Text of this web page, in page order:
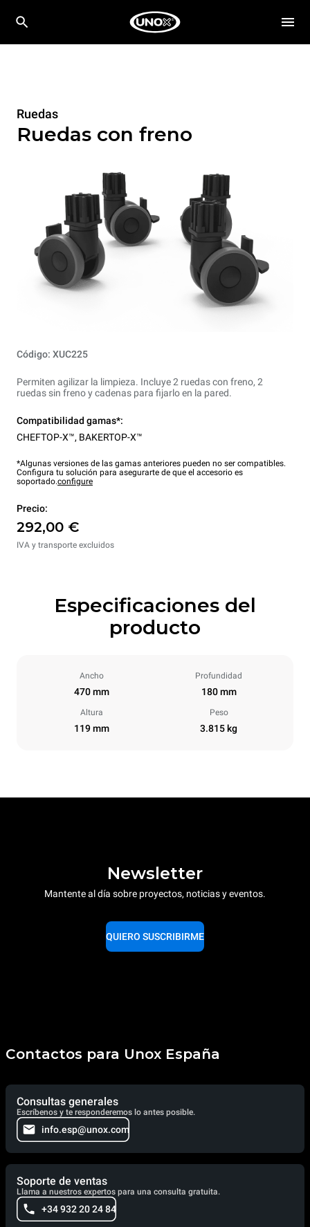
Ruedas
Ruedas con freno
Código: XUC225
Permiten agilizar la limpieza. Incluye 2 ruedas con freno, 2
ruedas sin freno y cadenas para fijarlo en la pared.
Compatibilidad gamas*:
CHEFTOP-X™, BAKERTOP-X™
*Algunas versiones de las gamas anteriores pueden no ser compatibles.
Configura tu solución para asegurarte de que el accesorio es
soportado.configure
Precio:
292,00 €
IVA y transporte excluidos
Especificaciones del
producto
Ancho
470 mm
Profundidad
180 mm
Altura
119 mm
Peso
3.815 kg
Newsletter
Mantente al día sobre proyectos, noticias y eventos.
QUIERO SUSCRIBIRME
Contactos para Unox España
Consultas generales
Escríbenos y te responderemos lo antes posible.
info.esp@unox.com
Soporte de ventas
Llama a nuestros expertos para una consulta gratuita.
+34 932 20 24 84